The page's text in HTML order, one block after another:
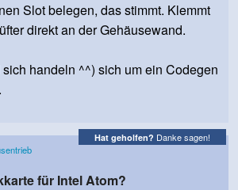
Slot belegen, das stimmt. Klemmt
direkt an der Gehäusewand.
handeln ^^) sich um ein Codegen
Hat geholfen? Danke sagen!
für Intel Atom?